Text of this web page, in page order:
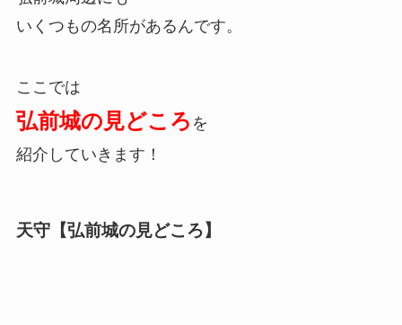
いくつもの名所があるんです。
ここでは
弘前城の見どころ を
紹介していきます！
天守【弘前城の見どころ】